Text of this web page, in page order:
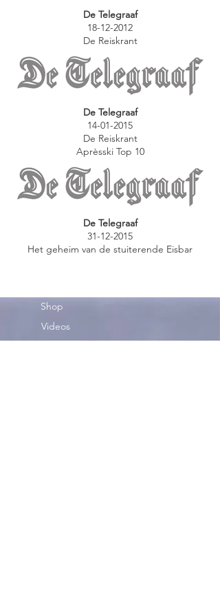
De Telegraaf
18-12-2012
De Reiskrant
De Telegraaf
14-01-2015
De Reiskrant
Aprèsski Top 10
De Telegraaf
31-12-2015
Het geheim van de stuiterende Eisbar
Shop
Videos